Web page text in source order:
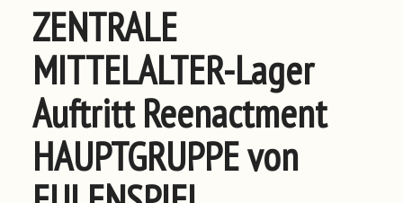
ZENTRALE
MITTELALTER-Lager
Auftritt Reenactment
HAUPTGRUPPE von